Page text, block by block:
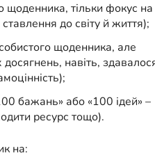
щоденника, тільки фокус на
до світу й життя);
щоденника, але
навіть,
бажань» або «100 ідей» –
ресурс тощо).
на: